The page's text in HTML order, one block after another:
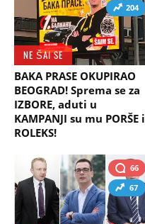
204
NE ŠAI SE
BAKA PRASE OKUPIRAO
BEOGRAD! Sprema se za
IZBORE, aduti u
KAMPANJI su mu PORŠE i
ROLEKS!
66
67